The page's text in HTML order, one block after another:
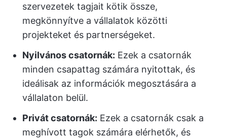
szervezetek tagjait kötik össze,
megkönnyítve a vállalatok közötti
projekteket és partnerségeket.
Nyilvános csatornák: Ezek a csatornák
minden csapattag számára nyitottak, és
ideálisak az információk megosztására a
vállalaton belül.
Privát csatornák: Ezek a csatornák csak a
meghívott tagok számára elérhetők, és